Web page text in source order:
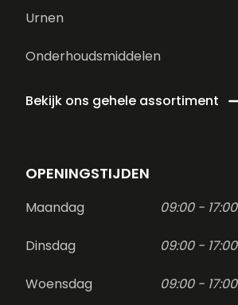
Urnen
Onderhoudsmiddelen
Bekijk ons gehele assortiment
OPENINGSTIJDEN
Maandag 09:00 - 17:00
Dinsdag 09:00 - 17:00
Woensdag 09:00 - 17:00